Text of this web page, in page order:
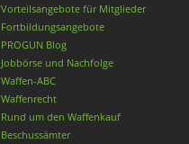
Vorteilsangebote für Mitglieder
Fortbildungsangebote
PROGUN Blog
Jobbörse und Nachfolge
Waffen-ABC
Waffenrecht
Rund um den Waffenkauf
Beschussämter